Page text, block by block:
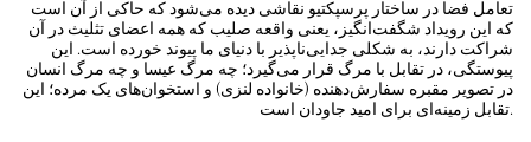
تعامل فضا در ساختار پرسپکتیو نقاشی دیده می‌شود که حاکی از آن است
که این رویداد شگفت‌انگیز، یعنی واقعه صلیب که همه اعضای تثلیث در آن
شراکت دارند، به شکلی جدایی‌ناپذیر با دنیای ما پیوند خورده است. این
پیوستگی، در تقابل با مرگ قرار می‌گیرد؛ چه مرگ عیسا و چه مرگ انسان
در تصویر مقبره سفارش‌دهنده (خانواده لنزی) و استخوان‌های یک مرده؛ این
تقابل زمینه‌ای برای امید جاودان است.